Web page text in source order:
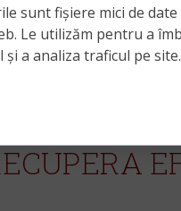
sunt fișiere mici de
Le utilizăm pentru a
a analiza traficul pe site.